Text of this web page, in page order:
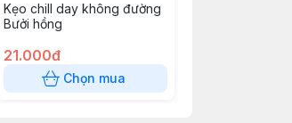
Kẹo chill day không đường
Bưởi hồng
21.000đ
Chọn mua